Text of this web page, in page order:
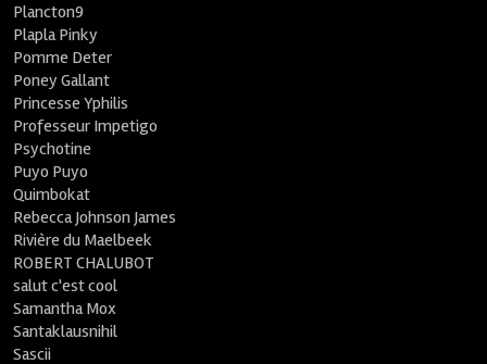
Plancton9
Plapla Pinky
Pomme Deter
Poney Gallant
Princesse Yphilis
Professeur Impetigo
Psychotine
Puyo Puyo
Quimbokat
Rebecca Johnson James
Rivière du Maelbeek
ROBERT CHALUBOT
salut c'est cool
Samantha Mox
Santaklausnihil
Sascii